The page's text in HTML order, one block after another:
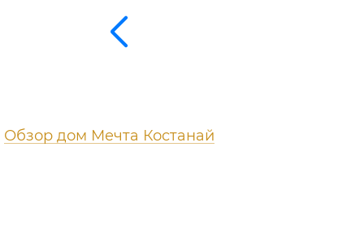
Обзор дом Мечта Костанай